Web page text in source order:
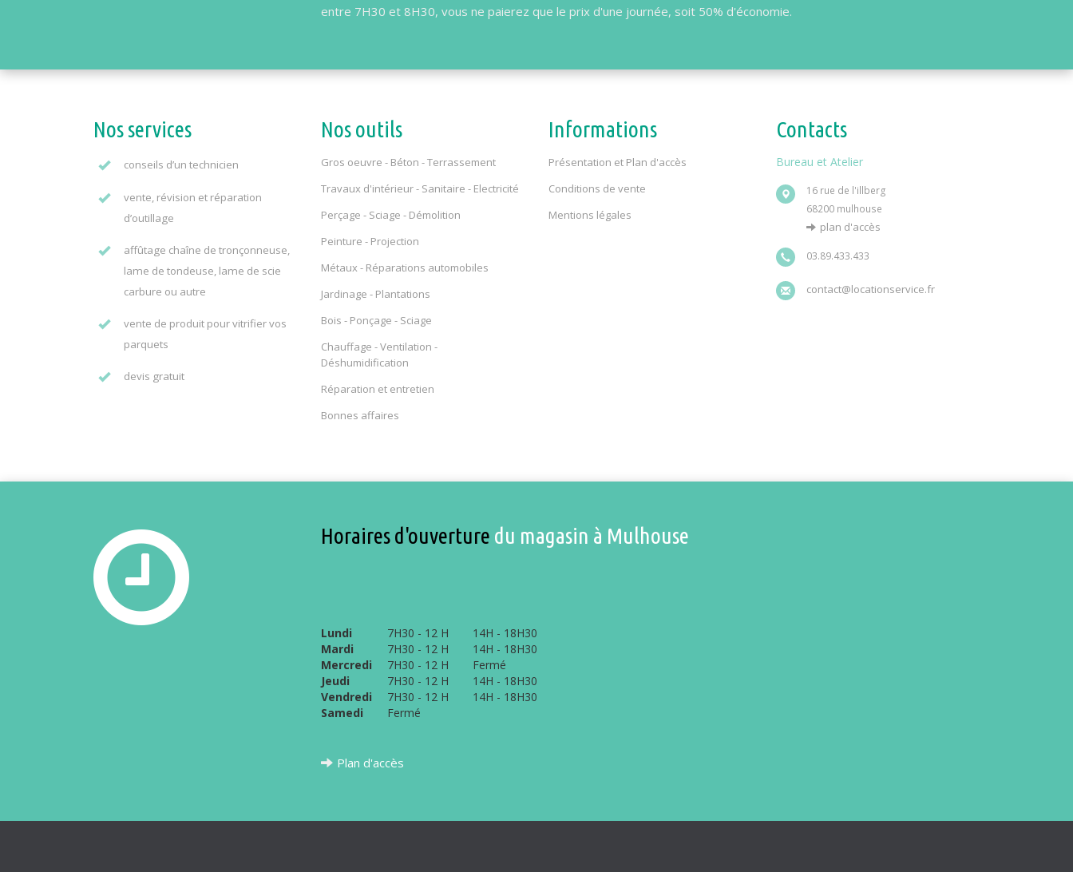
entre 7H30 et 8H30, vous ne paierez que le prix d'une journée, soit 50% d'économie.
Nos services
conseils d’un technicien
vente, révision et réparation
d’outillage
affûtage chaîne de tronçonneuse,
lame de tondeuse, lame de scie
carbure ou autre
vente de produit pour vitrifier vos
parquets
devis gratuit
Nos outils
Gros oeuvre - Béton - Terrassement
Travaux d'intérieur - Sanitaire - Electricité
Perçage - Sciage - Démolition
Peinture - Projection
Métaux - Réparations automobiles
Jardinage - Plantations
Bois - Ponçage - Sciage
Chauffage - Ventilation -
Déshumidification
Réparation et entretien
Bonnes affaires
Informations
Présentation et Plan d'accès
Conditions de vente
Mentions légales
Contacts
Bureau et Atelier
16 rue de l'illberg
68200 mulhouse
plan d'accès
03.89.433.433
contact@locationservice.fr
Horaires d'ouverture du magasin à Mulhouse
Lundi 7H30 - 12 H
14H - 18H30
Mardi
7H30 - 12 H
14H - 18H30
Mercredi
7H30 - 12 H
Fermé
Jeudi
7H30 - 12 H
14H - 18H30
Vendredi
7H30 - 12 H
14H - 18H30
Samedi
Fermé
Plan d'accès